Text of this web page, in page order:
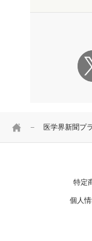
HOME 医学界新聞プ
特定
個人